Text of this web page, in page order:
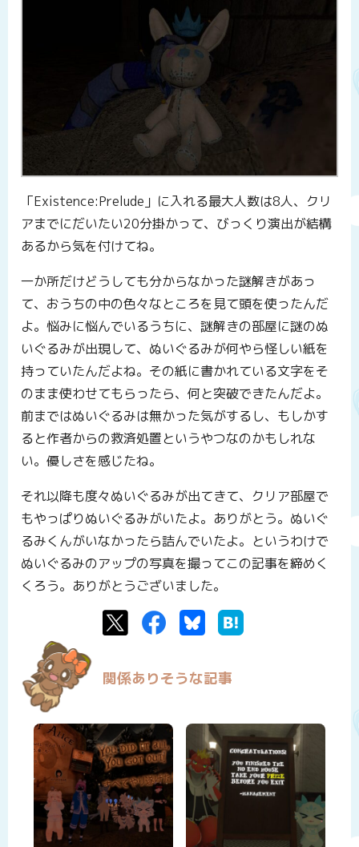
「Existence:Prelude」に入れる最大人数は8人、クリ
アまでにだいたい20分掛かって、びっくり演出が結構
あるから気を付けてね。
一か所だけどうしても分からなかった謎解きがあっ
て、おうちの中の色々なところを見て頭を使ったんだ
よ。悩みに悩んでいるうちに、謎解きの部屋に謎のぬ
いぐるみが出現して、ぬいぐるみが何やら怪しい紙を
持っていたんだよね。その紙に書かれている文字をそ
のまま使わせてもらったら、何と突破できたんだよ。
前まではぬいぐるみは無かった気がするし、もしかす
ると作者からの救済処置というやつなのかもしれな
い。優しさを感じたね。
それ以降も度々ぬいぐるみが出てきて、クリア部屋で
もやっぱりぬいぐるみがいたよ。ありがとう。ぬいぐ
るみくんがいなかったら詰んでいたよ。というわけで
ぬいぐるみのアップの写真を撮ってこの記事を締めく
くろう。ありがとうございました。
TwitterFacebookBluesky
関係ありそうな記事